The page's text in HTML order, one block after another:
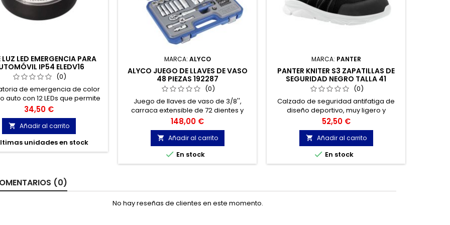
LUZ LED EMERGENCIA PARA
IP54 ELEDV16
(0)
de emergencia de color
auto con 12 LEDs que permite
vehículo sea altamente visible
de 1 kilómetro de distancia
de baja luminosidad.
Precio
34,50 €
 Añadir al carrito
unidades en stock
MARCA: ALYCO
ALYCO JUEGO DE LLAVES DE VASO
48 PIEZAS 192287
(0)
Juego de llaves de vaso de 3/8'',
carraca extensible de 72 dientes y
diferentes accesorios. Maletín de 54
piezas muy versátil, perfecto para
afrontar un amplio número de
operaciones de apriete.
Precio
148,00 €
 Añadir al carrito
 En stock
MARCA: PANTER
PANTER KNITER S3 ZAPATILLAS DE
SEGURIDAD NEGRO TALLA 41
(0)
Calzado de seguridad antifatiga de
diseño deportivo, muy ligero y
confortable. Fabricado en tejido
técnico de alta resistencia muy
transpirable, con un atractivo diseño y
estética sport-casual.
Precio
52,50 €
 Añadir al carrito
 En stock
(0)
No hay reseñas de clientes en este momento.